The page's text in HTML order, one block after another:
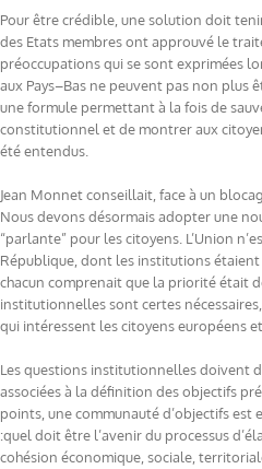
Pour être crédible, une solution doit
des Etats membres ont approuvé le
préoccupations qui se sont exprimées
aux Pays–Bas ne peuvent pas non plus
une formule permettant à la fois de
constitutionnel et de montrer aux
été entendus.
Jean Monnet conseillait, face à un
Nous devons désormais adopter une
“parlante” pour les citoyens. L’Union
République, dont les institutions
chacun comprenait que la priorité était
institutionnelles sont certes
qui intéressent les citoyens européens
Les questions institutionnelles doivent
associées à la définition des objectifs
points, une communauté d’objectifs est
:quel doit être l’avenir du processus
cohésion économique, sociale,